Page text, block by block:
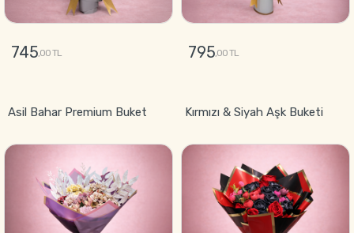
745,00 TL 795,00 TL
Asil Bahar Premium Buket Kırmızı & Siyah Aşk Buketi